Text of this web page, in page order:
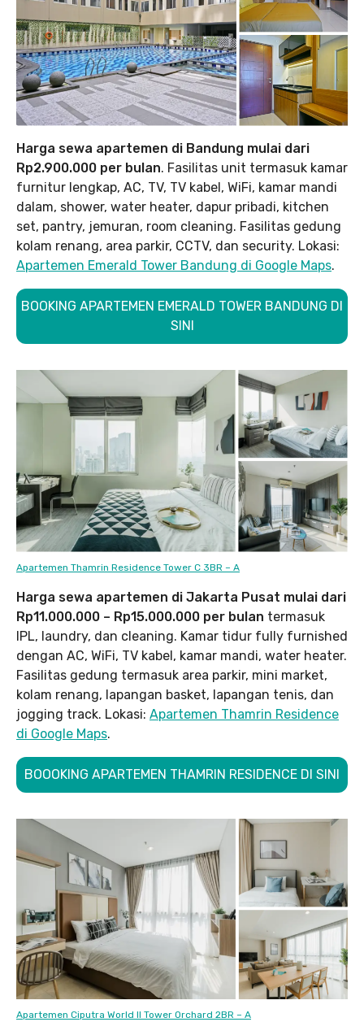
Harga sewa apartemen di Bandung mulai dari
Rp2.900.000 per bulan. Fasilitas unit termasuk kamar
furnitur lengkap, AC, TV, TV kabel, WiFi, kamar mandi
dalam, shower, water heater, dapur pribadi, kitchen
set, pantry, jemuran, room cleaning. Fasilitas gedung
kolam renang, area parkir, CCTV, dan security. Lokasi:
Apartemen Emerald Tower Bandung di Google Maps.
BOOKING APARTEMEN EMERALD TOWER BANDUNG DI
SINI
Apartemen Thamrin Residence Tower C 3BR – A
Harga sewa apartemen di Jakarta Pusat mulai dari
Rp11.000.000 – Rp15.000.000 per bulan termasuk
IPL, laundry, dan cleaning. Kamar tidur fully furnished
dengan AC, WiFi, TV kabel, kamar mandi, water heater.
Fasilitas gedung termasuk area parkir, mini market,
kolam renang, lapangan basket, lapangan tenis, dan
jogging track. Lokasi: Apartemen Thamrin Residence
di Google Maps.
BOOOKING APARTEMEN THAMRIN RESIDENCE DI SINI
Apartemen Ciputra World II Tower Orchard 2BR – A